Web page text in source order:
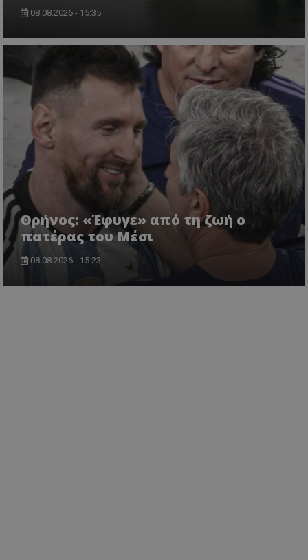
08.08.2026 - 15:35
Θρήνος: «Έφυγε» από τη ζωή ο
πατέρας του Μέσι
08.08.2026 - 15:23